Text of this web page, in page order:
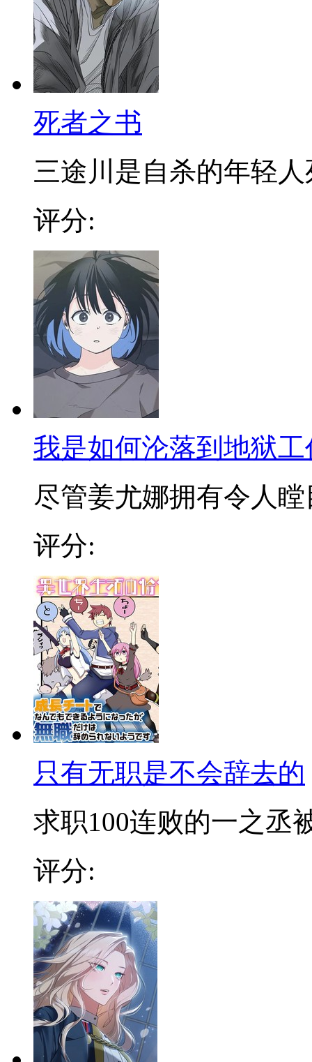
死者之书
三途川是自杀的年轻人
评分:
我是如何沦落到地狱工
尽管姜尤娜拥有令人瞠
评分:
只有无职是不会辞去的
求职100连败的一之丞
评分: